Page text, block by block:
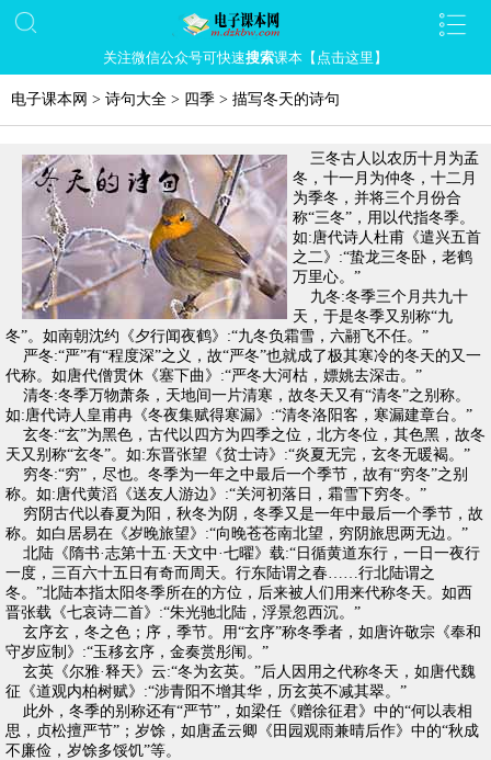
关注微信公众号可快速搜索课本【点击这里】
电子课本网 > 诗句大全 > 四季 > 描写冬天的诗句
三冬古人以农历十月为孟
冬，十一月为仲冬，十二月
为季冬，并将三个月份合
称“三冬”，用以代指冬季。
如:唐代诗人杜甫《遣兴五首
之二》:“蛰龙三冬卧，老鹤
万里心。”
九冬:冬季三个月共九十
天，于是冬季又别称“九
冬”。如南朝沈约《夕行闻夜鹤》:“九冬负霜雪，六翮飞不任。”
严冬:“严”有“程度深”之义，故“严冬”也就成了极其寒冷的冬天的又一
代称。如唐代僧贯休《塞下曲》:“严冬大河枯，嫖姚去深击。”
清冬:冬季万物萧条，天地间一片清寒，故冬天又有“清冬”之别称。
如:唐代诗人皇甫冉《冬夜集赋得寒漏》:“清冬洛阳客，寒漏建章台。”
玄冬:“玄”为黑色，古代以四方为四季之位，北方冬位，其色黑，故冬
天又别称“玄冬”。如:东晋张望《贫士诗》:“炎夏无完，玄冬无暖褐。”
穷冬:“穷”，尽也。冬季为一年之中最后一个季节，故有“穷冬”之别
称。如:唐代黄滔《送友人游边》:“关河初落日，霜雪下穷冬。”
穷阴古代以春夏为阳，秋冬为阴，冬季又是一年中最后一个季节，故
称。如白居易在《岁晚旅望》:“向晚苍苍南北望，穷阴旅思两无边。”
北陆《隋书·志第十五·天文中·七曜》载:“日循黄道东行，一日一夜行
一度，三百六十五日有奇而周天。行东陆谓之春……行北陆谓之
冬。”北陆本指太阳冬季所在的方位，后来被人们用来代称冬天。如西
晋张载《七哀诗二首》:“朱光驰北陆，浮景忽西沉。”
玄序玄，冬之色；序，季节。用“玄序”称冬季者，如唐许敬宗《奉和
守岁应制》:“玉移玄序，金奏赏彤闱。”
玄英《尔雅·释天》云:“冬为玄英。”后人因用之代称冬天，如唐代魏
征《道观内柏树赋》:“涉青阳不增其华，历玄英不减其翠。”
此外，冬季的别称还有“严节”，如梁任《赠徐征君》中的“何以表相
思，贞松擅严节”；岁馀，如唐孟云卿《田园观雨兼晴后作》中的“秋成
不廉俭，岁馀多馁饥”等。